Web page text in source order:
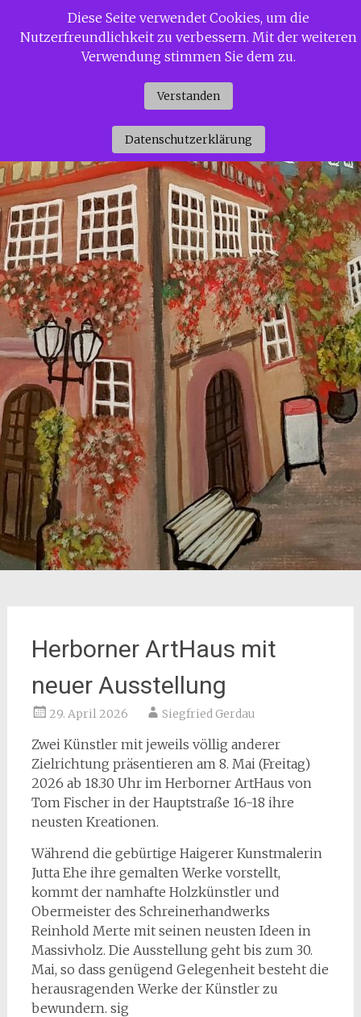
InhaltSiggi Gerdaus Welt
Herborner ArtHaus mit
neuer Ausstellung
29. April 2026 Siegfried Gerdau
Zwei Künstler mit jeweils völlig anderer
Zielrichtung präsentieren am 8. Mai (Freitag)
2026 ab 18.30 Uhr im Herborner ArtHaus von
Tom Fischer in der Hauptstraße 16-18 ihre
neusten Kreationen.
Während die gebürtige Haigerer Kunstmalerin
Jutta Ehe ihre gemalten Werke vorstellt,
kommt der namhafte Holzkünstler und
Obermeister des Schreinerhandwerks
Reinhold Merte mit seinen neusten Ideen in
Massivholz. Die Ausstellung geht bis zum 30.
Mai, so dass genügend Gelegenheit besteht die
herausragenden Werke der Künstler zu
bewundern. sig
Diese Seite verwendet Cookies, um die
Nutzerfreundlichkeit zu verbessern. Mit der weiteren
Verwendung stimmen Sie dem zu.
Verstanden
Datenschutzerklärung